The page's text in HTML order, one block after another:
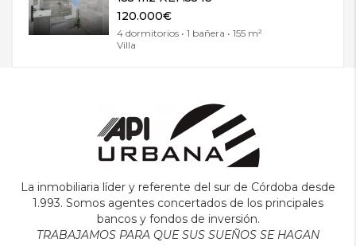
120.000€
4 dormitorios • 1 bañera • 155 m²
Villa
La inmobiliaria líder y referente del sur de Córdoba desde
1.993. Somos agentes concertados de los principales
bancos y fondos de inversión.
TRABAJAMOS PARA QUE SUS SUEÑOS SE HAGAN